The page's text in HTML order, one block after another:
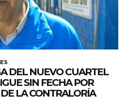
DEL NUEVO CUARTEL
SIN FECHA POR
LA CONTRALORÍA